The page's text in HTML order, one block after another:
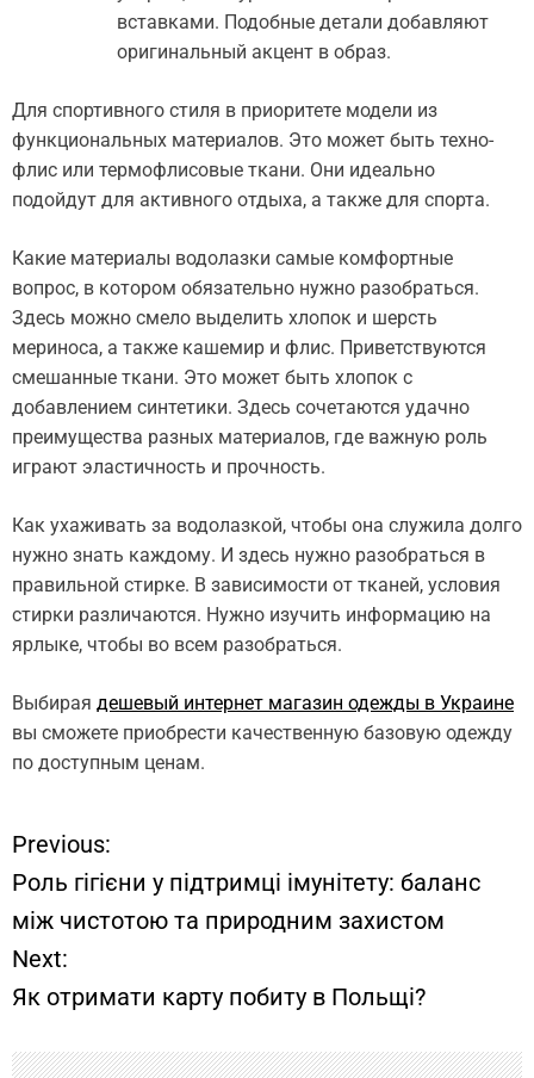
вставками. Подобные детали добавляют
оригинальный акцент в образ.
Для спортивного стиля в приоритете модели из
функциональных материалов. Это может быть техно-
флис или термофлисовые ткани. Они идеально
подойдут для активного отдыха, а также для спорта.
Какие материалы водолазки самые комфортные
вопрос, в котором обязательно нужно разобраться.
Здесь можно смело выделить хлопок и шерсть
мериноса, а также кашемир и флис. Приветствуются
смешанные ткани. Это может быть хлопок с
добавлением синтетики. Здесь сочетаются удачно
преимущества разных материалов, где важную роль
играют эластичность и прочность.
Как ухаживать за водолазкой, чтобы она служила долго
нужно знать каждому. И здесь нужно разобраться в
правильной стирке. В зависимости от тканей, условия
стирки различаются. Нужно изучить информацию на
ярлыке, чтобы во всем разобраться.
Выбирая дешевый интернет магазин одежды в Украине
вы сможете приобрести качественную базовую одежду
по доступным ценам.
Н
а
в
Previous:
Роль гігієни у підтримці імунітету: баланс
між чистотою та природним захистом
Next:
Як отримати карту побиту в Польщі?